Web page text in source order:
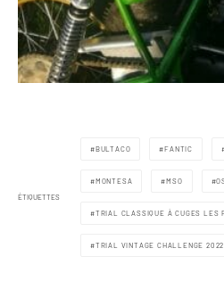
ÉTIQUETTES
BULTACO FANTIC
MONTESA MSO
TRIAL CLASSIQUE À CUGES LES
TRIAL VINTAGE CHALLENGE 2022